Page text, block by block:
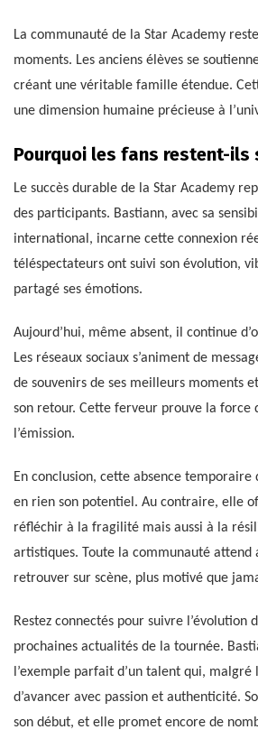
La communauté de la Star Academy
moments. Les anciens élèves se
créant une véritable famille étendue.
une dimension humaine précieuse à
Pourquoi les fans restent-ils
Le succès durable de la Star Academy
des participants. Bastiann, avec sa
international, incarne cette connexion
téléspectateurs ont suivi son évolution,
partagé ses émotions.
Aujourd’hui, même absent, il continue
Les réseaux sociaux s’animent de
de souvenirs de ses meilleurs moments
son retour. Cette ferveur prouve la force
l’émission.
En conclusion, cette absence temporaire
en rien son potentiel. Au contraire, elle
réfléchir à la fragilité mais aussi à la
artistiques. Toute la communauté attend
retrouver sur scène, plus motivé que
Restez connectés pour suivre l’évolution
prochaines actualités de la tournée.
l’exemple parfait d’un talent qui, malgré
d’avancer avec passion et authenticité.
son début, et elle promet encore de